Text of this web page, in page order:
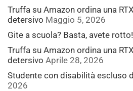
Truffa su Amazon ordina una
detersivo Maggio 5, 2026
Gite a scuola? Basta, avete rotto!
Truffa su Amazon ordina una
detersivo Aprile 28, 2026
Studente con disabilità escluso
2026